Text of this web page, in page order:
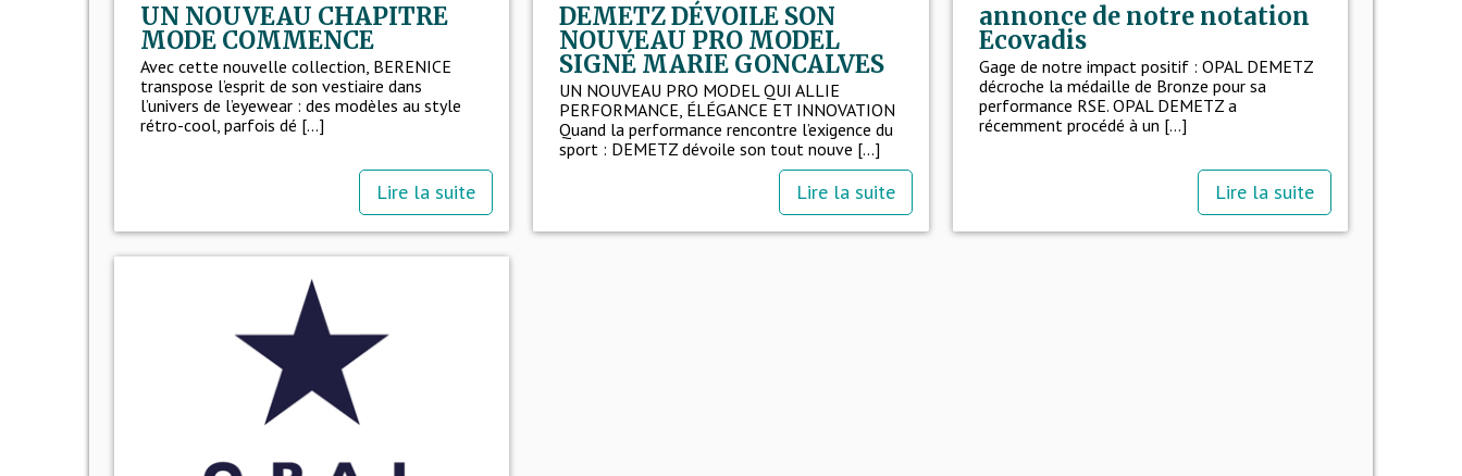
UN NOUVEAU CHAPITRE
MODE COMMENCE
Avec cette nouvelle collection, BERENICE
transpose l’esprit de son vestiaire dans
l’univers de l’eyewear : des modèles au style
rétro-cool, parfois dé [...]
Lire la suite
DEMETZ DÉVOILE SON
NOUVEAU PRO MODEL
SIGNÉ MARIE GONCALVES
UN NOUVEAU PRO MODEL QUI ALLIE
PERFORMANCE, ÉLÉGANCE ET INNOVATION
Quand la performance rencontre l’exigence du
sport : DEMETZ dévoile son tout nouve [...]
Lire la suite
annonce de notre notation
Ecovadis
Gage de notre impact positif : OPAL DEMETZ
décroche la médaille de Bronze pour sa
performance RSE. OPAL DEMETZ a
récemment procédé à un [...]
Lire la suite